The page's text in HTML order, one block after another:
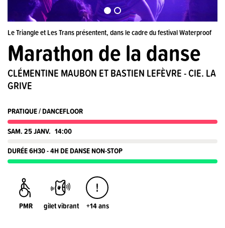
Le Triangle et Les Trans présentent, dans le cadre du festival Waterproof
Marathon de la danse
CLÉMENTINE MAUBON ET BASTIEN LEFÈVRE - CIE. LA
GRIVE
PRATIQUE / DANCEFLOOR
SAM. 25 JANV. 14:00
DURÉE 6H30 - 4H DE DANSE NON-STOP
PMR gilet vibrant +14 ans